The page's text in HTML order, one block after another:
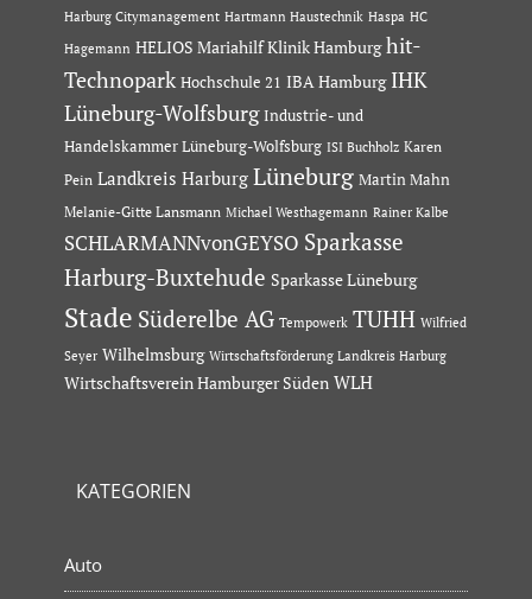
Harburg Citymanagement Hartmann Haustechnik Haspa HC
Hagemann HELIOS Mariahilf Klinik Hamburg hit-
Technopark Hochschule 21 IBA Hamburg IHK
Lüneburg-Wolfsburg Industrie- und
Handelskammer Lüneburg-Wolfsburg ISI Buchholz Karen
Pein Landkreis Harburg Lüneburg Martin Mahn
Melanie-Gitte Lansmann Michael Westhagemann Rainer Kalbe
SCHLARMANNvonGEYSO Sparkasse
Harburg-Buxtehude Sparkasse Lüneburg
Stade Süderelbe AG Tempowerk TUHH Wilfried
Seyer Wilhelmsburg Wirtschaftsförderung Landkreis Harburg
Wirtschaftsverein Hamburger Süden WLH
KATEGORIEN
Auto